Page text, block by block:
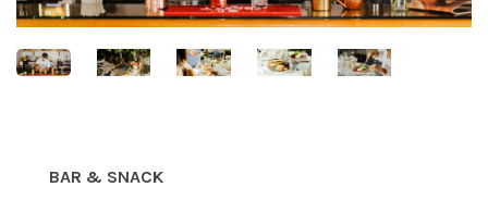
BAR & SNACK